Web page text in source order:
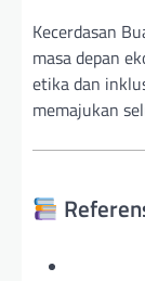
Kecerdasan
masa depan
etika dan
memajukan